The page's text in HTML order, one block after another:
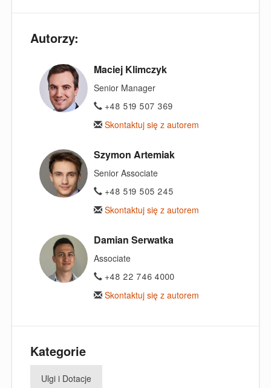
Autorzy:
Maciej Klimczyk
Senior Manager
+48 519 507 369
Skontaktuj się z autorem
Szymon Artemiak
Senior Associate
+48 519 505 245
Skontaktuj się z autorem
Damian Serwatka
Associate
+48 22 746 4000
Skontaktuj się z autorem
Kategorie
Ulgi i Dotacje